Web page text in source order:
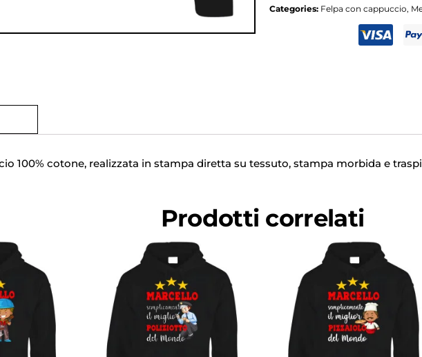
Categories: Felpa con cappuccio,
100% cotone, realizzata in stampa diretta su tessuto, stampa morbida e
Prodotti correlati